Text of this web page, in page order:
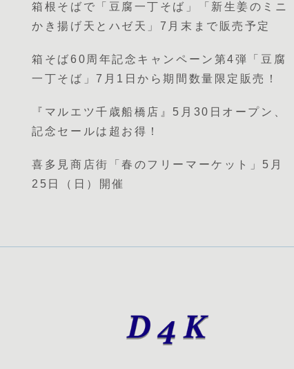
箱根そばで「豆腐一丁そば」「新生姜のミニ
かき揚げ天とハゼ天」7月末まで販売予定
箱そば60周年記念キャンペーン第4弾「豆腐
一丁そば」7月1日から期間数量限定販売！
『マルエツ千歳船橋店』5月30日オープン、
記念セールは超お得！
喜多見商店街「春のフリーマーケット」5月
25日（日）開催